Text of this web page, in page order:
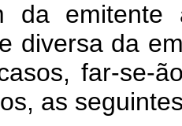
da
diversa da
far-se-
as